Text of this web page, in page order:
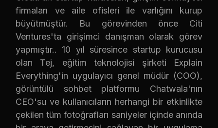
firmaları ve aile ofisleri ile varlığını kurup
büyütmüştür. Bu görevinden önce Citi
Ventures'ta girişimci danışman olarak görev
yapmıştır.. 10 yıl süresince startup kurucusu
olan Tej, eğitim teknolojisi şirketi Explain
Everything'in uygulayıcı genel müdür (COO),
görüntülü sohbet platformu Chatwala'nın
CEO'su ve kullanıcıların herhangi bir etkinlikte
çekilen tüm fotoğrafları saniyeler içinde anında